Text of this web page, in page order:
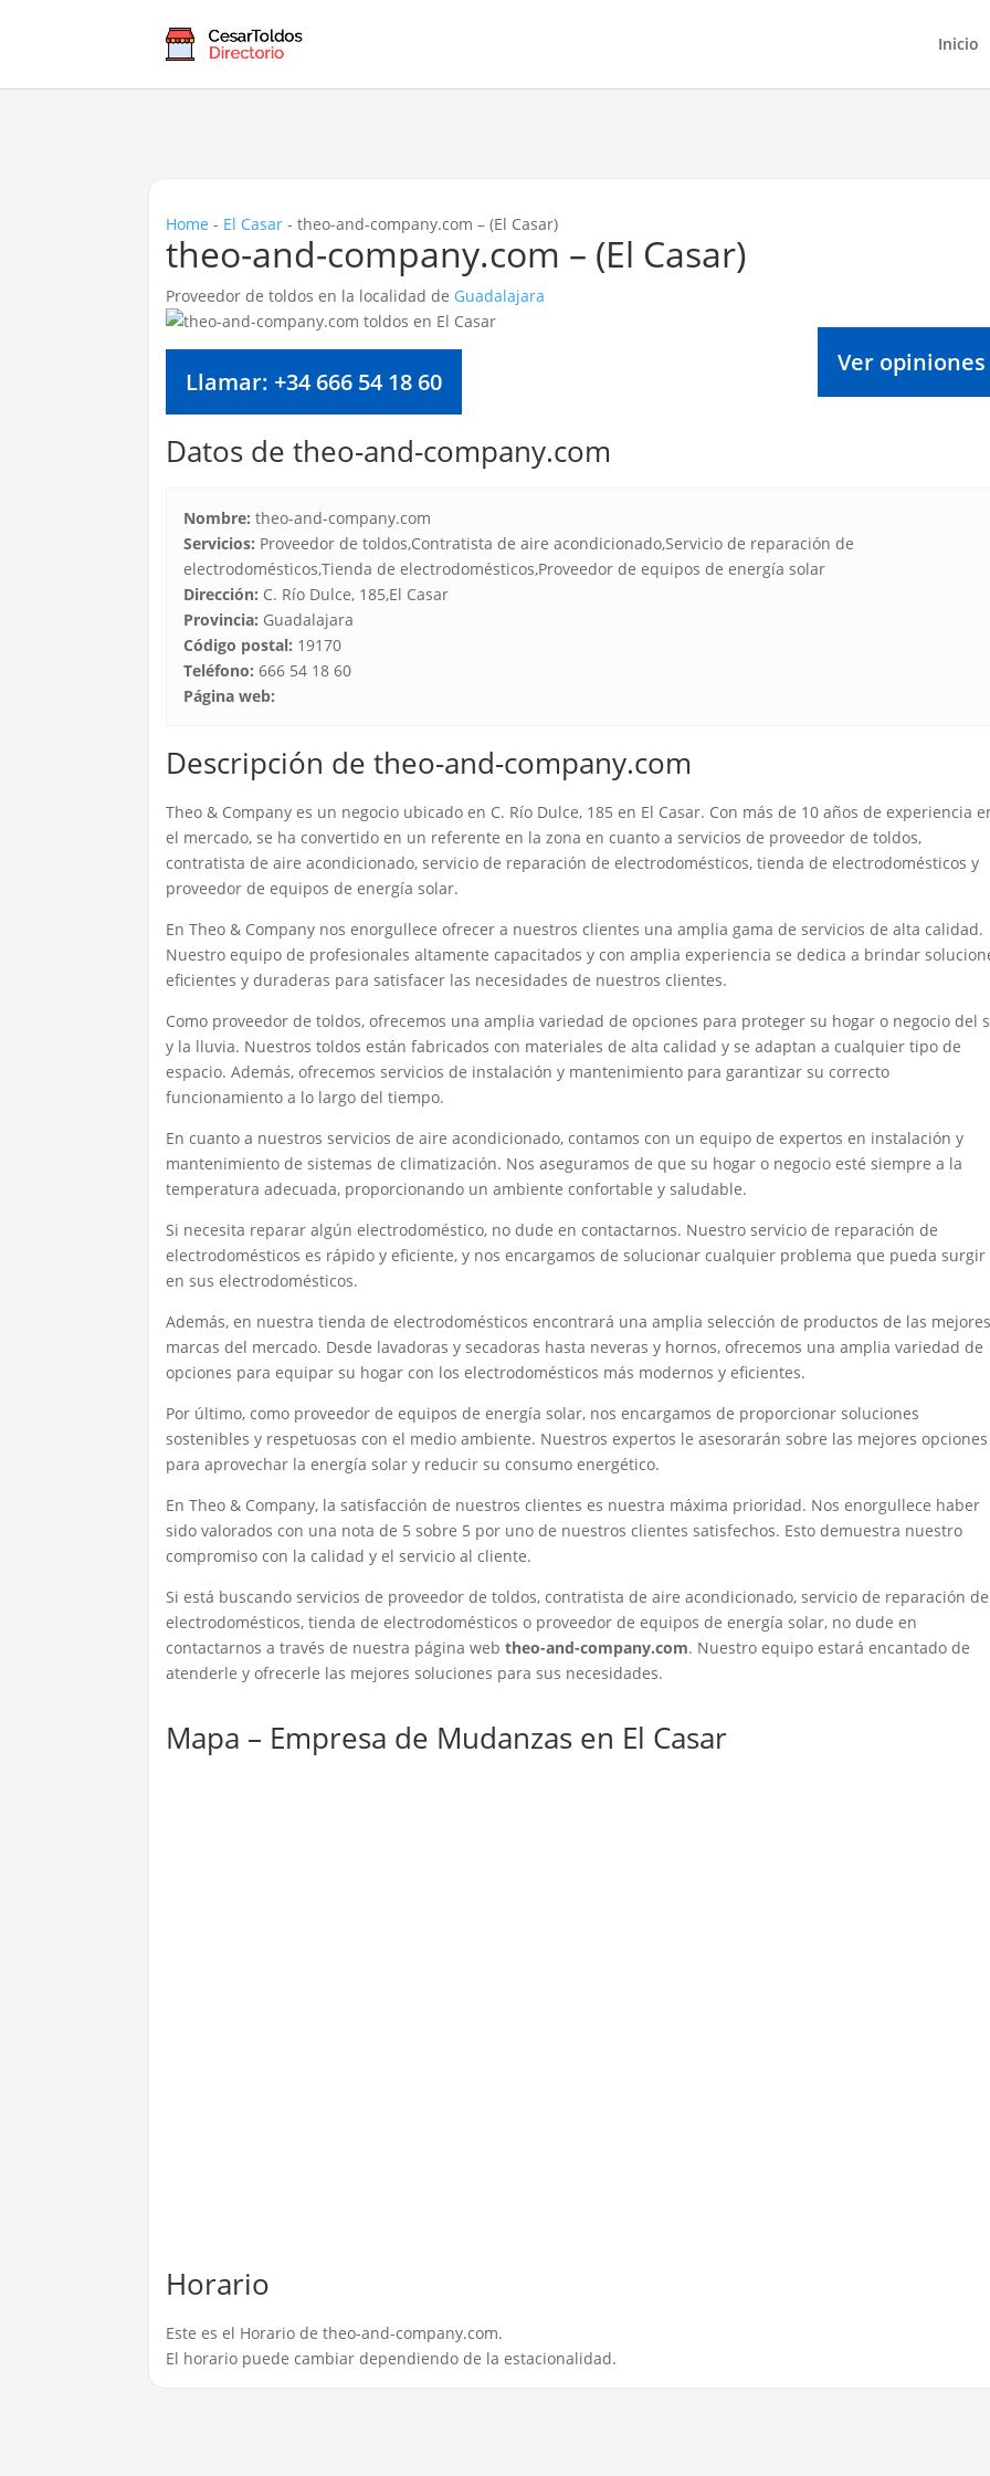
Inicio
Home - El Casar -theo-and-company.com – (El Casar)
theo-and-company.com – (El Casar)
Proveedor de toldos en la localidad de Guadalajara
Llamar: +34 666 54 18 60
Ver opiniones
Datos de theo-and-company.com
Nombre: theo-and-company.com
Servicios: Proveedor de toldos,Contratista de aire acondicionado,Servicio de reparación de
electrodomésticos,Tienda de electrodomésticos,Proveedor de equipos de energía solar
Dirección: C. Río Dulce, 185,El Casar
Provincia: Guadalajara
Código postal: 19170
Teléfono: 666 54 18 60
Página web:
Descripción de theo-and-company.com
Theo & Company es un negocio ubicado en C. Río Dulce, 185 en El Casar. Con más de 10 años de experiencia
el mercado, se ha convertido en un referente en la zona en cuanto a servicios de proveedor de toldos,
contratista de aire acondicionado, servicio de reparación de electrodomésticos, tienda de electrodomésticos y
proveedor de equipos de energía solar.
En Theo & Company nos enorgullece ofrecer a nuestros clientes una amplia gama de servicios de alta calidad.
Nuestro equipo de profesionales altamente capacitados y con amplia experiencia se dedica a brindar
eficientes y duraderas para satisfacer las necesidades de nuestros clientes.
Como proveedor de toldos, ofrecemos una amplia variedad de opciones para proteger su hogar o negocio del
y la lluvia. Nuestros toldos están fabricados con materiales de alta calidad y se adaptan a cualquier tipo de
espacio. Además, ofrecemos servicios de instalación y mantenimiento para garantizar su correcto
funcionamiento a lo largo del tiempo.
En cuanto a nuestros servicios de aire acondicionado, contamos con un equipo de expertos en instalación y
mantenimiento de sistemas de climatización. Nos aseguramos de que su hogar o negocio esté siempre a la
temperatura adecuada, proporcionando un ambiente confortable y saludable.
Si necesita reparar algún electrodoméstico, no dude en contactarnos. Nuestro servicio de reparación de
electrodomésticos es rápido y eficiente, y nos encargamos de solucionar cualquier problema que pueda surgir
en sus electrodomésticos.
Además, en nuestra tienda de electrodomésticos encontrará una amplia selección de productos de las
marcas del mercado. Desde lavadoras y secadoras hasta neveras y hornos, ofrecemos una amplia variedad de
opciones para equipar su hogar con los electrodomésticos más modernos y eficientes.
Por último, como proveedor de equipos de energía solar, nos encargamos de proporcionar soluciones
sostenibles y respetuosas con el medio ambiente. Nuestros expertos le asesorarán sobre las mejores opciones
para aprovechar la energía solar y reducir su consumo energético.
En Theo & Company, la satisfacción de nuestros clientes es nuestra máxima prioridad. Nos enorgullece haber
sido valorados con una nota de 5 sobre 5 por uno de nuestros clientes satisfechos. Esto demuestra nuestro
compromiso con la calidad y el servicio al cliente.
Si está buscando servicios de proveedor de toldos, contratista de aire acondicionado, servicio de reparación de
electrodomésticos, tienda de electrodomésticos o proveedor de equipos de energía solar, no dude en
contactarnos a través de nuestra página webtheo-and-company.com. Nuestro equipo estará encantado de
atenderle y ofrecerle las mejores soluciones para sus necesidades.
Mapa – Empresa de Mudanzas en El Casar
Horario
Este es el Horario de theo-and-company.com.
El horario puede cambiar dependiendo de la estacionalidad.